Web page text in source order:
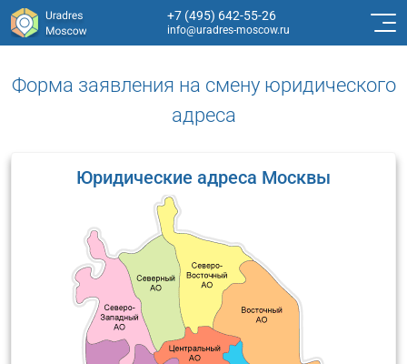
+7 (495) 642-55-26
info@uradres-moscow.ru
Форма заявления на смену юридического
адреса
Юридические адреса Москвы